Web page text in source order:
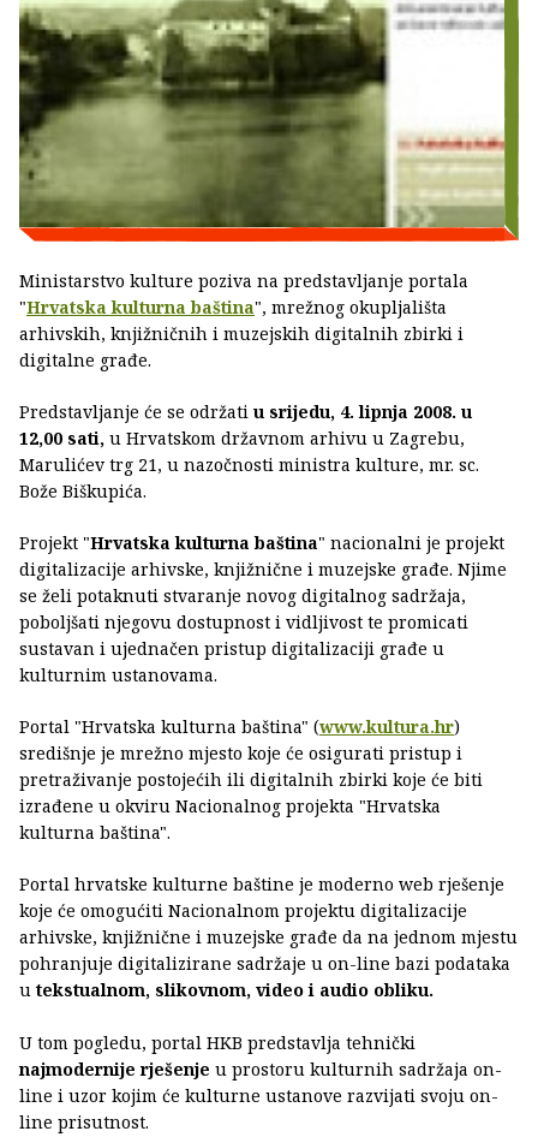
Ministarstvo kulture poziva na predstavljanje portala
"Hrvatska kulturna baština", mrežnog okupljališta
arhivskih, knjižničnih i muzejskih digitalnih zbirki i
digitalne građe.
Predstavljanje će se održati u srijedu, 4. lipnja 2008. u
12,00 sati, u Hrvatskom državnom arhivu u Zagrebu,
Marulićev trg 21, u nazočnosti ministra kulture, mr. sc.
Bože Biškupića.
Projekt "Hrvatska kulturna baština" nacionalni je projekt
digitalizacije arhivske, knjižnične i muzejske građe. Njime
se želi potaknuti stvaranje novog digitalnog sadržaja,
poboljšati njegovu dostupnost i vidljivost te promicati
sustavan i ujednačen pristup digitalizaciji građe u
kulturnim ustanovama.
Portal "Hrvatska kulturna baština" (www.kultura.hr)
središnje je mrežno mjesto koje će osigurati pristup i
pretraživanje postojećih ili digitalnih zbirki koje će biti
izrađene u okviru Nacionalnog projekta "Hrvatska
kulturna baština".
Portal hrvatske kulturne baštine je moderno web rješenje
koje će omogućiti Nacionalnom projektu digitalizacije
arhivske, knjižnične i muzejske građe da na jednom mjestu
pohranjuje digitalizirane sadržaje u on-line bazi podataka
u tekstualnom, slikovnom, video i audio obliku.
U tom pogledu, portal HKB predstavlja tehnički
najmodernije rješenje u prostoru kulturnih sadržaja on-
line i uzor kojim će kulturne ustanove razvijati svoju on-
line prisutnost.